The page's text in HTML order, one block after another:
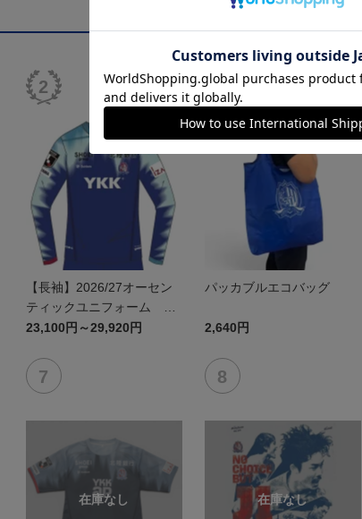
【長袖】2026/27オーセン
ティックユニフォーム FP
1st
23,100円～29,920円
パッカブルエコバッグ
2,640円